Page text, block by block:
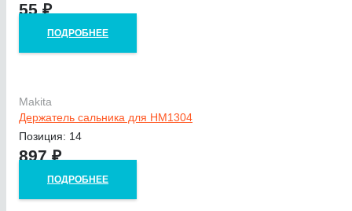
55₽
ПОДРОБНЕЕ
Makita
Держатель сальника для HM1304
Позиция: 14
897₽
ПОДРОБНЕЕ